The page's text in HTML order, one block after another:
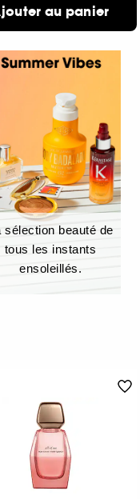
au panier
sélection beauté de
tous les instants
ensoleillés.